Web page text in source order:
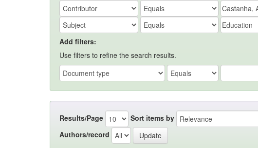
Add filters:
Use filters to refine the search results.
Results/Page Sort items by
Authors/record